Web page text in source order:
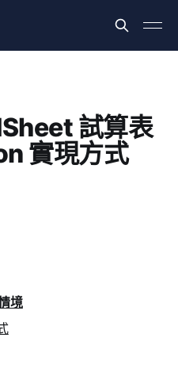
試算表
實現方式
境